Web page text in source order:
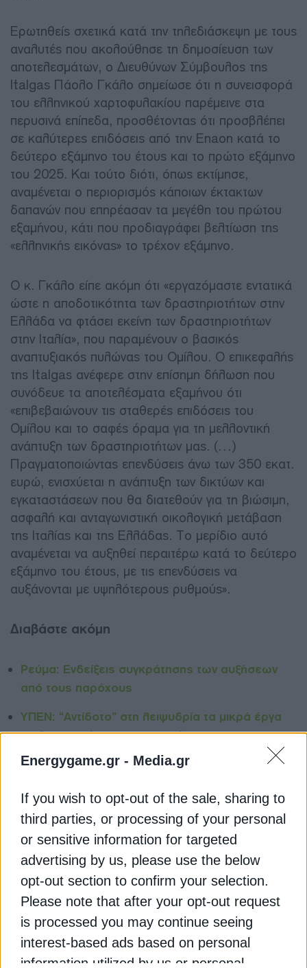
Energygame.gr - Media.gr
If you wish to opt-out of the sale, sharing to
third parties, or processing of your personal
or sensitive information for targeted
advertising by us, please use the below
opt-out section to confirm your selection.
Please note that after your opt-out request
is processed you may continue seeing
interest-based ads based on personal
information utilized by us or personal
Ερωτηθείς σχετικά κατά την τηλεδιάσκεψη με τους
αναλυτές που ακολούθησε τη δημοσίευση των
αποτελεσμάτων, ο Διευθύνων Σύμβουλος της
Italgas Πάολο Γκάλο σημείωσε ότι η συνεισφορά
του ελληνικού χαρτοφυλακίου παρέμεινε στα
περυσινά επίπεδα, προσθέτοντας ότι προσβλέπει
σε καλύτερες επιδόσεις από την Enaon κατά το
δεύτερο εξάμηνο του έτους και το πρώτο εξάμηνο
του 2025. Και τούτο διότι, όπως εκτίμησε,
αναμένεται ο περιορισμός κάποιων έκτακτων
δαπανών που επηρέασαν τα μεγέθη του πρώτου
εξαμήνου, κάτι που προδιαγράφει βελτίωση της
«ελληνικής εικόνας» το τρέχον εξάμηνο.
Ο κ. Γκάλο είπε ακόμη ότι «εργαζόμαστε εντατικά
ώστε η αποδοτικότητα των δραστηριοτήτων στην
Ελλάδα να φτάσει εκείνη των δραστηριοτήτων
στην Ιταλία», που παραμένουν ο βασικός
αναπτυξιακός πυλώνας του Ομίλου. Ο επικεφαλής
της Italgas ανέφερε στην επίσημη δήλωση που
συνόδευε τα αποτελέσματα εξαμήνου ότι
«επιβεβαιώνουν τις σταθερές επιδόσεις του
Ομίλου και το σαφές όραμα για τη μελλοντική
ανάπτυξη των δραστηριοτήτων μας. (…)
Πραγματοποιώντας επενδύσεις άνω των 350 εκατ.
ευρώ, ενισχύεται η ανάπτυξη των δικτύων και
εγκαταστάσεων που θα διατεθούν για τη βιώσιμη,
ασφαλή και ανταγωνιστική οικολογική μετάβαση
της Ιταλίας και της Ελλάδας. Το μερίδιο αυτό
αναμένεται να αυξηθεί περαιτέρω κατά το δεύτερο
εξάμηνο του έτους, με τις επενδύσεις να
αυξάνονται με υψηλότερους ρυθμούς».
Διαβάστε ακόμη
Ρεύμα: Ενδείξεις συγκράτησης των αυξήσεων
από τους παρόχους
ΥΠΕΝ: “Αντίδοτο” στη λειψυδρία τα μικρά έργα
αντλησιοταμίευσης στα νησιά
Energean: “Βλέπει” εξαγωγές αερίου σε
ITALGAS ΙΤΑΛΙΑ ΠΑΟΛΟ ΓΚΑΛΟ
ΦΥΣΙΚΟ ΑΕΡΙΟ
ΔΕΊΤΕ ΕΠΊΣΗΣ